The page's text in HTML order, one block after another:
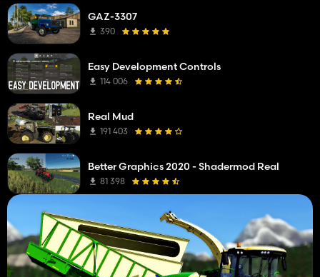
GAZ-3307
390
Easy Development Controls
114 006
Real Mud
191 403
Better Graphics 2020 - Shadermod Real
81 398